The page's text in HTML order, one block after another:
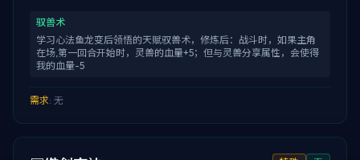
驭兽术
学习心法鱼龙变后领悟的天赋驭兽术，修炼后：战斗时，如果主角
在场,第一回合开始时，灵兽的血量+5；但与灵兽分享属性，会使得
我的血量-5
需求: 无